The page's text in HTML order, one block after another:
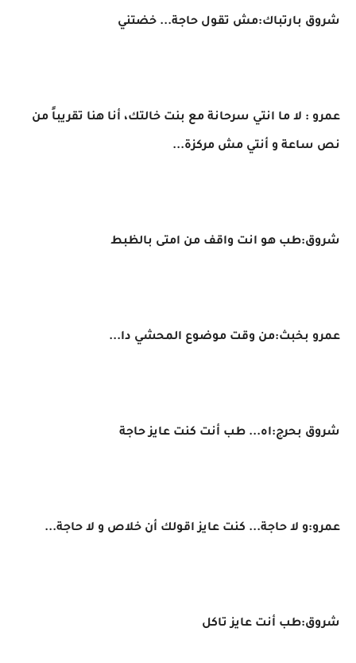
شروق بارتباك:مش تقول حاجة... خضتني
عمرو : لا ما انتي سرحانة مع بنت خالتك، أنا هنا تقريباً من
نص ساعة و أنتي مش مركزة...
شروق:طب هو انت واقف من امتى بالظبط
عمرو بخبث:من وقت موضوع المحشي دا...
شروق بحرج:اه... طب أنت كنت عايز حاجة
عمرو:و لا حاجة... كنت عايز اقولك أن خلاص و لا حاجة...
شروق:طب أنت عايز تاكل